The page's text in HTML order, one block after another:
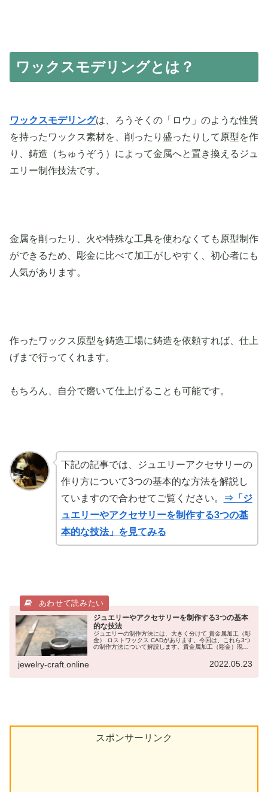
ワックスモデリングとは？
ワックスモデリングは、ろうそくの「ロウ」のような性質
を持ったワックス素材を、削ったり盛ったりして原型を作
り、鋳造（ちゅうぞう）によって金属へと置き換えるジュ
エリー制作技法です。
金属を削ったり、火や特殊な工具を使わなくても原型制作
ができるため、彫金に比べて加工がしやすく、初心者にも
人気があります。
作ったワックス原型を鋳造工場に鋳造を依頼すれば、仕上
げまで行ってくれます。
もちろん、自分で磨いて仕上げることも可能です。
下記の記事では、ジュエリーアクセサリーの
作り方について3つの基本的な方法を解説し
ていますので合わせてご覧ください。
⇒「ジ
ュエリーやアクセサリーを制作する3つの基
本的な技法」を見てみる
ジュエリーやアクセサリーを制作する3つの基本
的な技法
ジュエリーの制作方法には、大きく分けて 貴金属加工（彫
金） ロストワックス CADがあります。今回は、これら3つ
の制作方法について解説します。貴金属加工（彫金）現代
jewelry-craft.online 2022.05.23
スポンサーリンク